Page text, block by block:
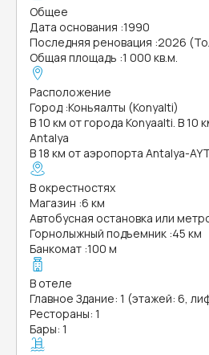
Общее
Дата основания :1990
Последняя реновация :2026
Общая площадь :1 000 кв.м.
Расположение
Город :Коньяалты (Konyalti)
В 10 км от города Konyaalti. В 10
Antalya
В 18 км от аэропорта Antalya-AYT
В окрестностях
Магазин :6 км
Автобусная остановка или
Горнолыжный подъемник :45 км
Банкомат :100 м
В отеле
Главное Здание: 1 (этажей: 6,
Рестораны: 1
Бары: 1